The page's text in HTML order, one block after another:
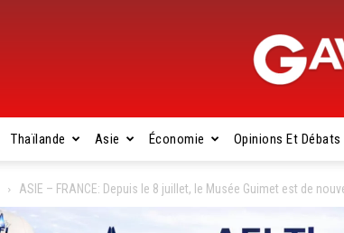
Thaïlande Asie Économie Opinions Et Débats
ASIE – FRANCE: Depuis le 8 juillet, le Musée Guimet est de